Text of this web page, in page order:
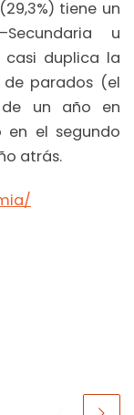
tiene un
u
casi duplica la
de parados (el
un año en
en el segundo
atrás.